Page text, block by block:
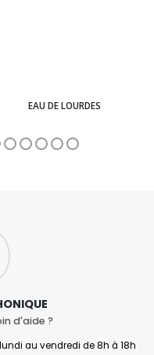
EAU DE LOURDES
d'aide ?
au vendredi de 8h à 18h